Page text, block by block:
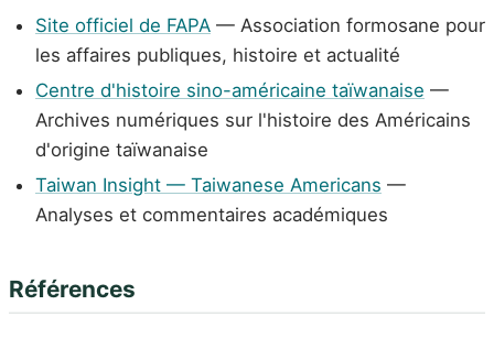
Site officiel de FAPA — Association formosane pour
les affaires publiques, histoire et actualité
Centre d'histoire sino-américaine taïwanaise —
Archives numériques sur l'histoire des Américains
d'origine taïwanaise
Taiwan Insight — Taiwanese Americans —
Analyses et commentaires académiques
Références